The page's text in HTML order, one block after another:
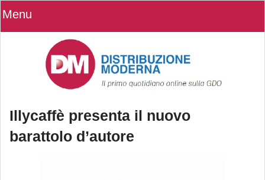
Menu
Illycaffè presenta il nuovo
barattolo d’autore